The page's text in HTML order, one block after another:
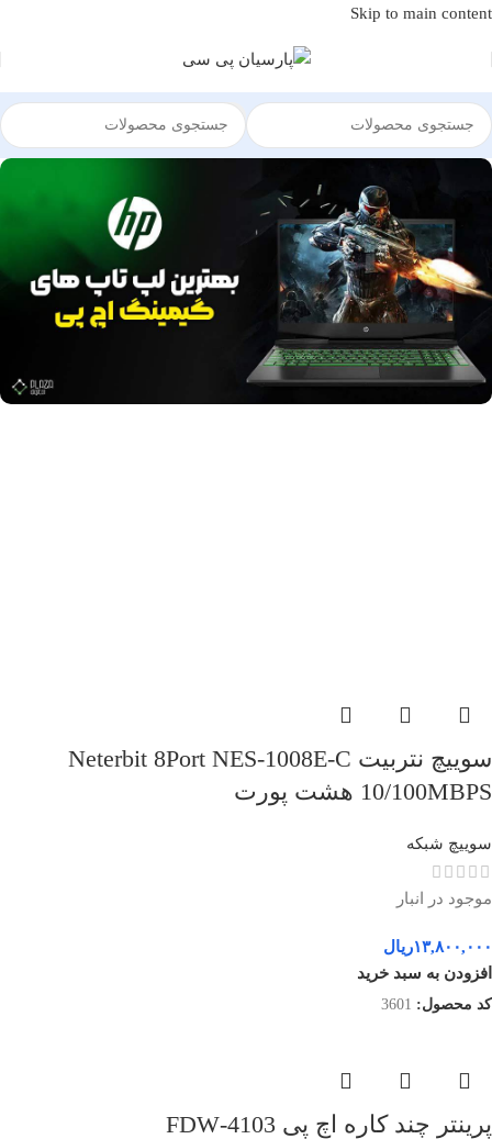
Skip to main content
سوییچ نتربیت Neterbit 8Port NES-1008E-C
10/100MBPS هشت پورت
سوییچ شبکه
موجود در انبار
۱۳,۸۰۰,۰۰۰ریال
افزودن به سبد خرید
کد محصول: 3601
پرینتر چند کاره اچ پی 4103-FDW